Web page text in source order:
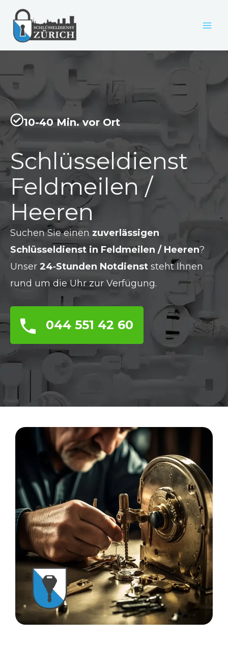
Inhalt
springen
10-40 Min. vor Ort
Schlüsseldienst
Feldmeilen /
Heeren
Suchen Sie einen zuverlässigen
Schlüsseldienst in Feldmeilen / Heeren?
Unser 24‑Stunden Notdienst steht Ihnen
rund um die Uhr zur Verfügung.
044 551 42 60